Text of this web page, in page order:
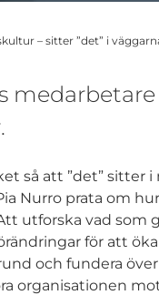
– sitter ”det” i
så att ”det” sitter
Nurro prata om
utforska vad som
för att
och fundera
organisationen